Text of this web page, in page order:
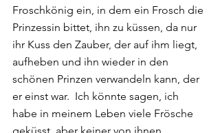
Froschkönig ein, in dem ein Frosch die
Prinzessin bittet, ihn zu küssen, da nur
ihr Kuss den Zauber, der auf ihm liegt,
aufheben und ihn wieder in den
schönen Prinzen verwandeln kann, der
er einst war.  Ich könnte sagen, ich
habe in meinem Leben viele Frösche
geküsst, aber keiner von ihnen